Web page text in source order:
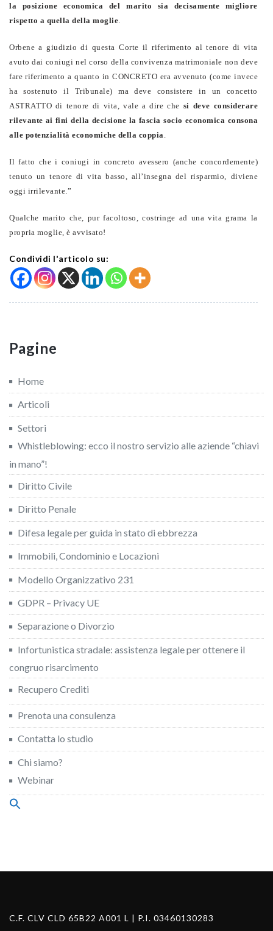
la posizione economica del marito sia decisamente migliore
rispetto a quella della moglie
Orbene a giudizio di questa Corte il riferimento al tenore di vita
avuto dai coniugi nel corso della convivenza matrimoniale non deve
fare riferimento a quanto in CONCRETO era avvenuto (come invece
ha sostenuto il Tribunale) ma deve consistere in un concetto
ASTRATTO di tenore di vita, vale a dire che si deve considerare
rilevante ai fini della decisione la fascia socio economica consona
alle potenzialità economiche della coppia
Il fatto che i coniugi in concreto avessero (anche concordemente)
tenuto un tenore di vita basso, all’insegna del risparmio, diviene
oggi irrilevante.”
Qualche marito che, pur facoltoso, costringe ad una vita grama la
propria moglie, è avvisato!
Condividi l'articolo su:
Pagine
Home
Articoli
Settori
Whistleblowing: ecco il nostro servizio alle aziende “chiavi
in mano”!
Diritto Civile
Diritto Penale
Difesa legale per guida in stato di ebbrezza
Immobili, Condominio e Locazioni
Modello Organizzativo 231
GDPR – Privacy UE
Separazione o Divorzio
Infortunistica stradale: assistenza legale per ottenere il
congruo risarcimento
Recupero Crediti
Prenota una consulenza
Contatta lo studio
Chi siamo?
Webinar
Search
C.F. CLV CLD 65B22 A001 L | P.I. 03460130283